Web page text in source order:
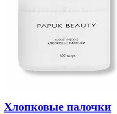
Хлопковые палочки